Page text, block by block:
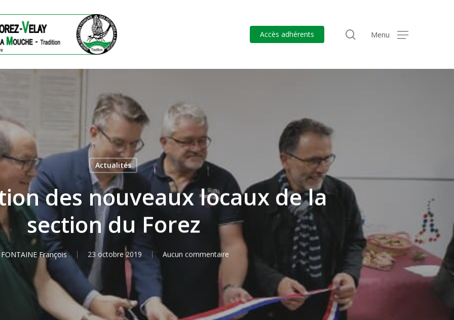
Accès adhérents search
Menu
Actualités
des nouveaux locaux de la
section du Forez
FONTAINE François 23 octobre 2019 Aucun commentaire